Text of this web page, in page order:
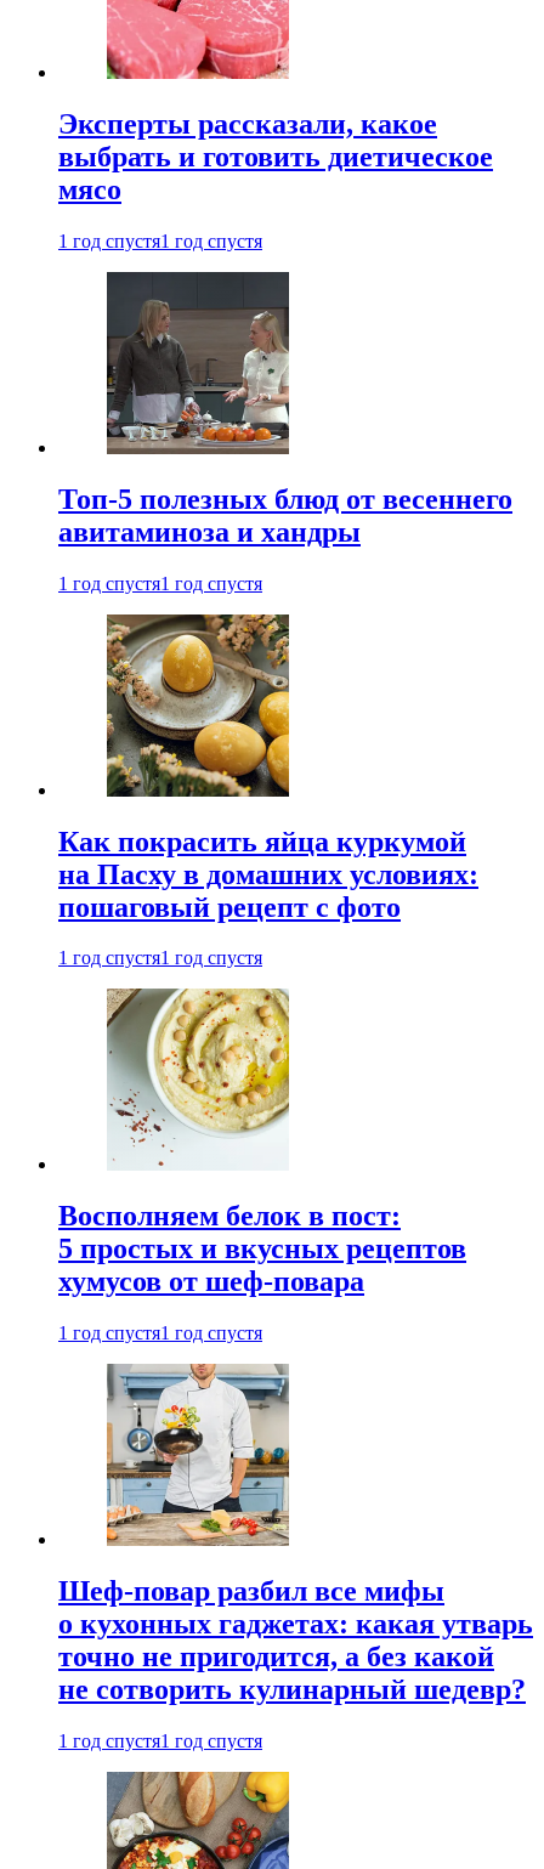
Эксперты рассказали, какое
выбрать и готовить диетическое
мясо
1 год спустя1 год спустя
Топ-5 полезных блюд от весеннего
авитаминоза и хандры
1 год спустя1 год спустя
Как покрасить яйца куркумой
на Пасху в домашних условиях:
пошаговый рецепт с фото
1 год спустя1 год спустя
Восполняем белок в пост:
5 простых и вкусных рецептов
хумусов от шеф-повара
1 год спустя1 год спустя
Шеф-повар разбил все мифы
о кухонных гаджетах: какая утварь
точно не пригодится, а без какой
не сотворить кулинарный шедевр?
1 год спустя1 год спустя